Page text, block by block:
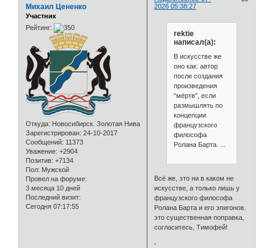
2026 05:38:27
Михаил Цененко
Участник
Рейтинг:
Откуда: Новосибирск. Золотая Нива
Зарегистрирован: 24-10-2017
Сообщений: 11373
Уважение: +2904
Позитив: +7134
Пол: Мужской
Провел на форуме:
3 месяца 10 дней
Последний визит:
Сегодня 07:17:55
rektie
написал(а):
В искусстве же
оно как: автор
после создания
произведения
“мёртв”, если
размышлять по
концепции
французского
философа
Ролана Барта. ...
Всё же, это ни в каком не
искусстве, а только лишь у
французского философа
Ролана Барта и его эпигонов.
это существенная поправка,
согласитесь, Тимофей!
-